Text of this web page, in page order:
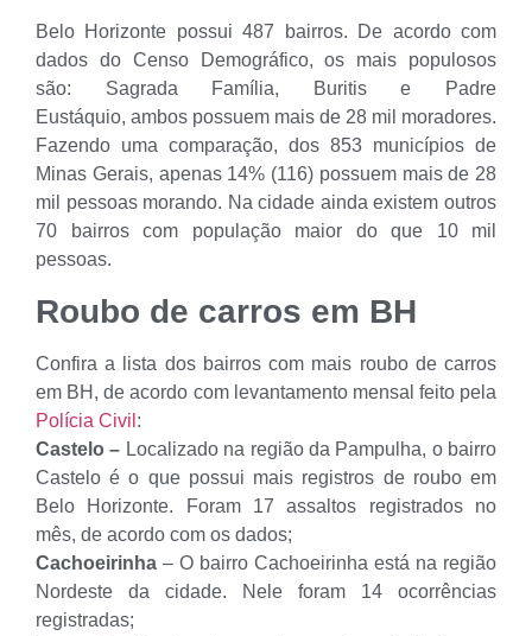
Belo Horizonte possui 487 bairros. De acordo com
dados do Censo Demográfico, os mais populosos
são: Sagrada Família, Buritis e Padre
Eustáquio, ambos possuem mais de 28 mil moradores.
Fazendo uma comparação, dos 853 municípios de
Minas Gerais, apenas 14% (116) possuem mais de 28
mil pessoas morando. Na cidade ainda existem outros
70 bairros com população maior do que 10 mil
pessoas.
Roubo de carros em BH
Confira a lista dos bairros com mais roubo de carros
em BH, de acordo com levantamento mensal feito pela
Polícia Civil :
Castelo – Localizado na região da Pampulha, o bairro
Castelo é o que possui mais registros de roubo em
Belo Horizonte. Foram 17 assaltos registrados no
mês, de acordo com os dados;
Cachoeirinha – O bairro Cachoeirinha está na região
Nordeste da cidade. Nele foram 14 ocorrências
registradas;